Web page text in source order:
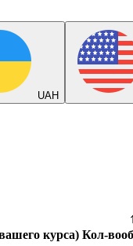
UAH
курса) Кол-во